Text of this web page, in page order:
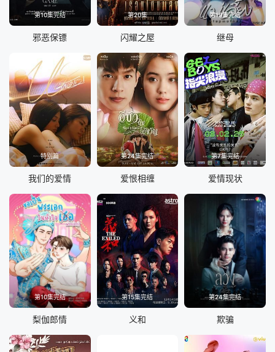
第10集完结
邪恶保镖
第20集
闪耀之屋
第19集完结
继母
特别篇
我们的爱情
第24集完结
爱恨相缠
第7集完结
爱情现状
第10集完结
梨伽郎情
第15集完结
义和
第24集完结
欺骗